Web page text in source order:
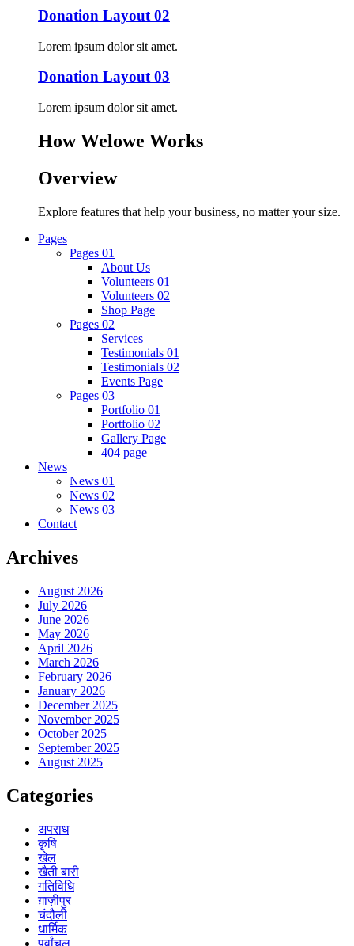
Donation Layout 02
Lorem ipsum dolor sit amet.
Donation Layout 03
Lorem ipsum dolor sit amet.
How Welowe Works
Overview
Explore features that help your business, no matter your size.
Pages
Pages 01
About Us
Volunteers 01
Volunteers 02
Shop Page
Pages 02
Services
Testimonials 01
Testimonials 02
Events Page
Pages 03
Portfolio 01
Portfolio 02
Gallery Page
404 page
News
News 01
News 02
News 03
Contact
Archives
August 2026
July 2026
June 2026
May 2026
April 2026
March 2026
February 2026
January 2026
December 2025
November 2025
October 2025
September 2025
August 2025
Categories
अपराध
कृषि
खेल
खैती बारी
गतिविधि
ग़ाज़ीपुर
चंदौली
धार्मिक
पूर्वांचल